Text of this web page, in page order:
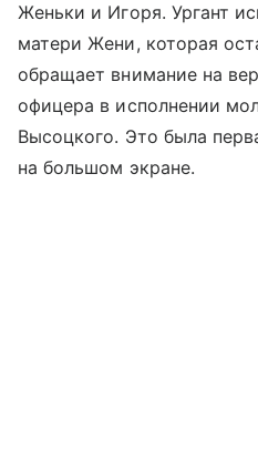
Женьки и Игоря. Ургант
матери Жени, которая
обращает внимание на
офицера в исполнении
Высоцкого. Это была
на большом экране.